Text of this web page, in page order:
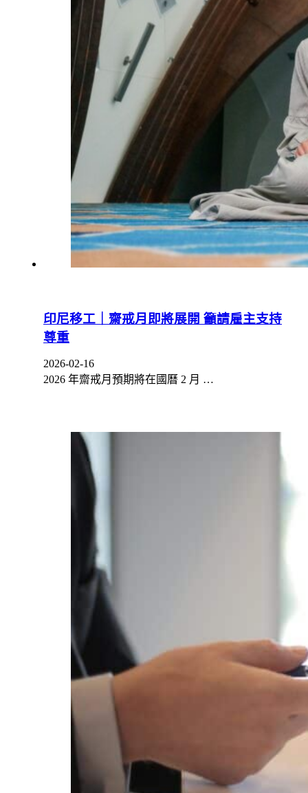
印尼移工｜齋戒月即將展開 籲請雇主支持
尊重
2026-02-16
2026 年齋戒月預期將在國曆 2 月 …